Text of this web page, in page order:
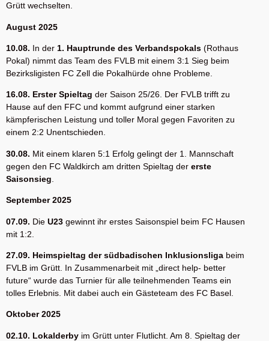
Grütt wechselten.
August 2025
10.08. In der 1. Hauptrunde des Verbandspokals (Rothaus
Pokal) nimmt das Team des FVLB mit einem 3:1 Sieg beim
Bezirksligisten FC Zell die Pokalhürde ohne Probleme.
16.08. Erster Spieltag der Saison 25/26. Der FVLB trifft zu
Hause auf den FFC und kommt aufgrund einer starken
kämpferischen Leistung und toller Moral gegen Favoriten zu
einem 2:2 Unentschieden.
30.08. Mit einem klaren 5:1 Erfolg gelingt der 1. Mannschaft
gegen den FC Waldkirch am dritten Spieltag der erste
Saisonsieg
September 2025
07.09. Die U23 gewinnt ihr erstes Saisonspiel beim FC Hausen
mit 1:2.
27.09. Heimspieltag der südbadischen Inklusionsliga beim
FVLB im Grütt. In Zusammenarbeit mit „direct help- better
future“ wurde das Turnier für alle teilnehmenden Teams ein
tolles Erlebnis. Mit dabei auch ein Gästeteam des FC Basel.
Oktober 2025
02.10. Lokalderby im Grütt unter Flutlicht. Am 8. Spieltag der